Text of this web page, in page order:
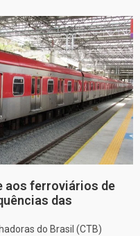
aos ferroviários de
das
do Brasil (CTB)